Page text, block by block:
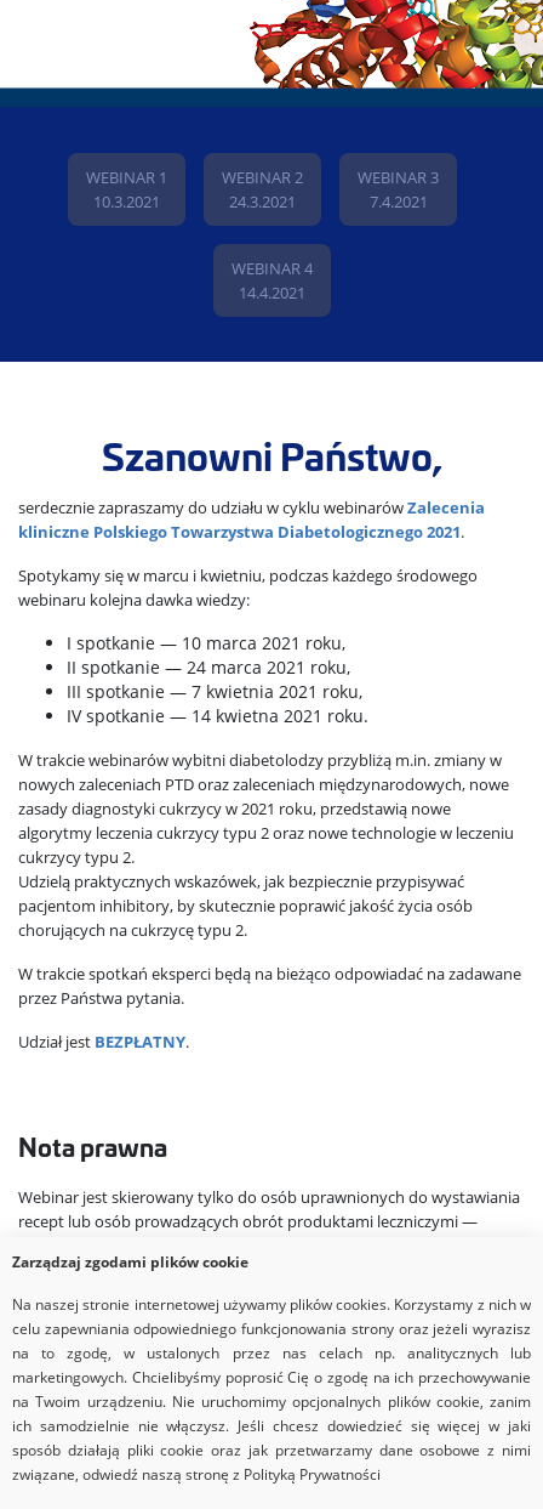
WEBINAR 1
10.3.2021
WEBINAR 2
24.3.2021
WEBINAR 3
7.4.2021
WEBINAR 4
14.4.2021
Szanowni Państwo,
serdecznie zapraszamy do udziału w cyklu webinarówZalecenia
kliniczne Polskiego Towarzystwa Diabetologicznego 2021.
Spotykamy się w marcu i kwietniu, podczas każdego środowego
webinaru kolejna dawka wiedzy:
I spotkanie — 10 marca 2021 roku,
II spotkanie — 24 marca 2021 roku,
III spotkanie — 7 kwietnia 2021 roku,
IV spotkanie — 14 kwietna 2021 roku.
W trakcie webinarów wybitni diabetolodzy przybliżą m.in. zmiany w
nowych zaleceniach PTD oraz zaleceniach międzynarodowych, nowe
zasady diagnostyki cukrzycy w 2021 roku, przedstawią nowe
algorytmy leczenia cukrzycy typu 2 oraz nowe technologie w leczeniu
cukrzycy typu 2.
Udzielą praktycznych wskazówek, jak bezpiecznie przypisywać
pacjentom inhibitory, by skutecznie poprawić jakość życia osób
chorujących na cukrzycę typu 2.
W trakcie spotkań eksperci będą na bieżąco odpowiadać na zadawane
przez Państwa pytania.
Udział jest BEZPŁATNY.
Nota prawna
Webinar jest skierowany tylko do osób uprawnionych do wystawiania
recept lub osób prowadzących obrót produktami leczniczymi —
farmaceutyczne (t. j. Dz.U. z 2019 r. poz. 499).
Zarządzaj zgodami plików cookie
Na naszej stronie internetowej używamy plików cookies. Korzystamy z nich w
celu zapewniania odpowiedniego funkcjonowania strony oraz jeżeli wyrazisz
na to zgodę, w ustalonych przez nas celach np. analitycznych lub
marketingowych. Chcielibyśmy poprosić Cię o zgodę na ich przechowywanie
na Twoim urządzeniu. Nie uruchomimy opcjonalnych plików cookie, zanim
ich samodzielnie nie włączysz. Jeśli chcesz dowiedzieć się więcej w jaki
sposób działają pliki cookie oraz jak przetwarzamy dane osobowe z nimi
związane, odwiedź naszą stronę z Polityką Prywatności